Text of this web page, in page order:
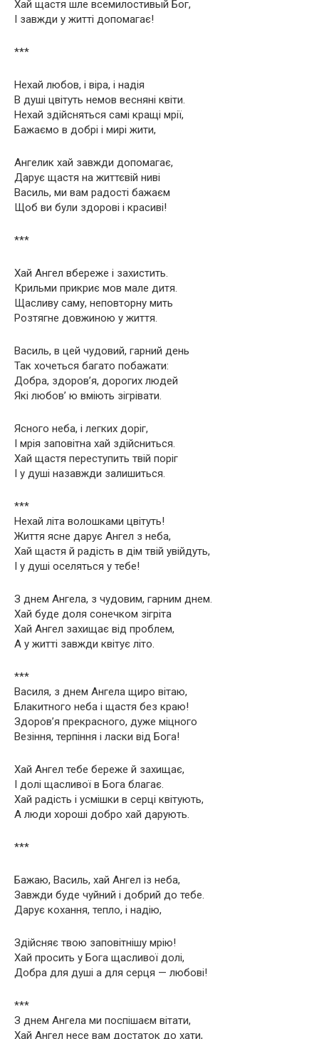
Хай щастя шле всемилостивый Бог,
І завжди у житті допомагає!
***
Нехай любов, і віра, і надія
В душі цвітуть немов весняні квіти.
Нехай здійсняться самі кращі мрії,
Бажаємо в добрі і мирі жити,
Ангелик хай завжди допомагає,
Дарує щастя на життєвій ниві
Василь, ми вам радості бажаєм
Щоб ви були здорові і красиві!
***
Хай Ангел вбереже і захистить.
Крильми прикриє мов мале дитя.
Щасливу саму, неповторну мить
Розтягне довжиною у життя.
Василь, в цей чудовий, гарний день
Так хочеться багато побажати:
Добра, здоров’я, дорогих людей
Які любов’ ю вміють зігрівати.
Ясного неба, і легких доріг,
І мрія заповітна хай здійсниться.
Хай щастя переступить твій поріг
І у душі назавжди залишиться.
***
Нехай літа волошками цвітуть!
Життя ясне дарує Ангел з неба,
Хай щастя й радість в дім твій увійдуть,
І у душі оселяться у тебе!
З днем Ангела, з чудовим, гарним днем.
Хай буде доля сонечком зігріта
Хай Ангел захищає від проблем,
А у житті завжди квітує літо.
***
Василя, з днем Ангела щиро вітаю,
Блакитного неба і щастя без краю!
Здоров’я прекрасного, дуже міцного
Везіння, терпіння і ласки від Бога!
Хай Ангел тебе береже й захищає,
І долі щасливої в Бога благає.
Хай радість і усмішки в серці квітують,
А люди хороші добро хай дарують.
***
Бажаю, Василь, хай Ангел із неба,
Завжди буде чуйний і добрий до тебе.
Дарує кохання, тепло, і надію,
Здійсняє твою заповітнішу мрію!
Хай просить у Бога щасливої долі,
Добра для душі а для серця — любові!
***
З днем Ангела ми поспішаєм вітати,
Хай Ангел несе вам достаток до хати,